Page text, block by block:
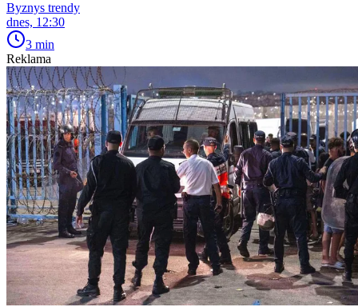
Byznys trendy
dnes, 12:30
3 min
Reklama